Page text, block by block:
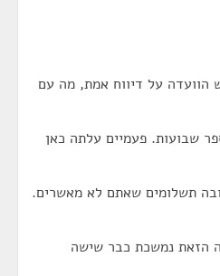
הוועדה על דיווח אמת, מה עם
שבועות. פעמיים עלתה כאן
תשלומים שאתם לא מאשרים.
הזאת נמשכת כבר שישה